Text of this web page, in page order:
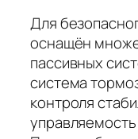
Для
оснащён
пассивных
система
контроля